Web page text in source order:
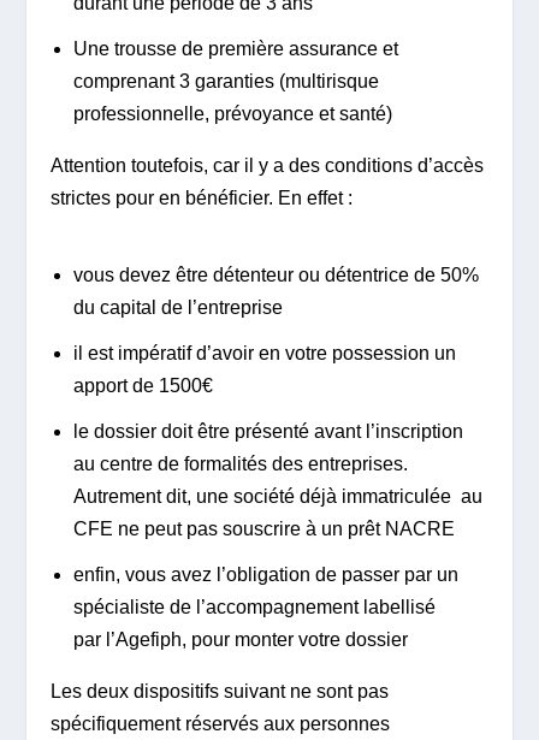
Une trousse de première assurance et
comprenant 3 garanties (multirisque
professionnelle, prévoyance et santé)
Attention toutefois, car il y a des conditions d’accès
strictes pour en bénéficier. En effet :
vous devez être détenteur ou détentrice de 50%
du capital de l’entreprise
il est impératif d’avoir en votre possession un
apport de 1500€
le dossier doit être présenté avant l’inscription
au centre de formalités des entreprises.
Autrement dit, une société déjà immatriculée au
CFE ne peut pas souscrire à un prêt NACRE
enfin, vous avez l’obligation de passer par un
spécialiste de l’accompagnement labellisé
par l’Agefiph, pour monter votre dossier
Les deux dispositifs suivant ne sont pas
spécifiquement réservés aux personnes